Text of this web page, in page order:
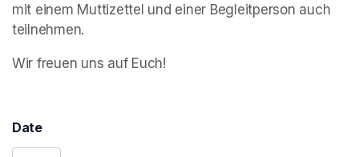
mit einem Muttizettel und einer Begleitperson auch
teilnehmen.
Wir freuen uns auf Euch!
Date